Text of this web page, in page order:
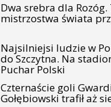
Dwa srebra dla Rozóg.
mistrzostwa świata
Najsilniejsi ludzie w
do Szczytna. Na
Puchar Polski
Czternaście goli
Gołębiowski trafił aż